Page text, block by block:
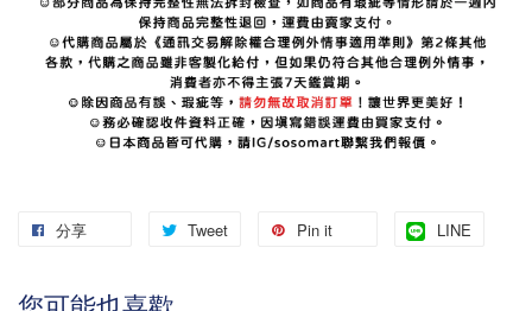
分享 Tweet Pin it LINE